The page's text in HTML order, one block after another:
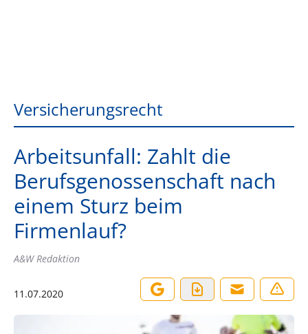
Versicherungsrecht
Arbeitsunfall: Zahlt die
Berufsgenossenschaft nach
einem Sturz beim
Firmenlauf?
A&W Redaktion
11.07.2020